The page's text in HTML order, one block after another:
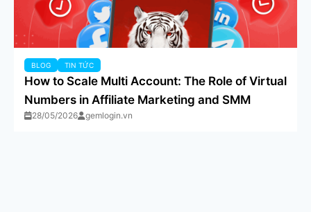
BLOG TIN TỨC
How to Scale Multi Account: The Role of Virtual
Numbers in Affiliate Marketing and SMM
28/05/2026 gemlogin.vn